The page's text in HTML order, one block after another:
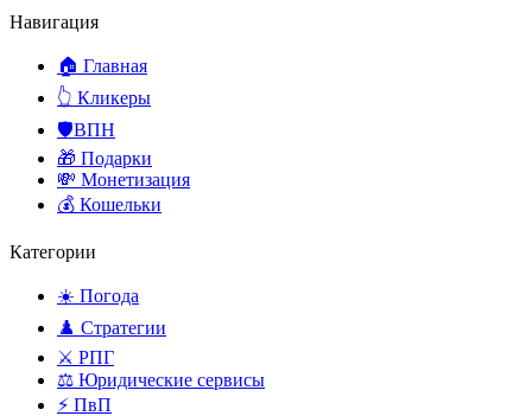
Навигация
🏠 Главная
👆 Кликеры
🛡️ВПН
🎁 Подарки
💸 Монетизация
💰 Кошельки
Категории
☀️ Погода
♟️ Стратегии
⚔️ РПГ
⚖️ Юридические сервисы
⚡ ПвП